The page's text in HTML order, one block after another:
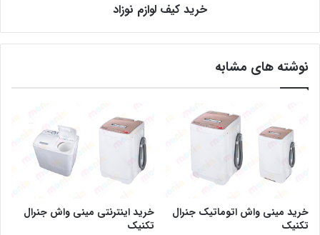
خرید کیف لوازم نوزاد
نوشته های مشابه
خرید مینی واش اتوماتیک جنرال
تکنیک
خرید اینترنتی مینی واش جنرال
تکنیک